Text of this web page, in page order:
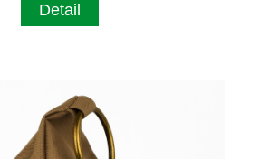
Detail